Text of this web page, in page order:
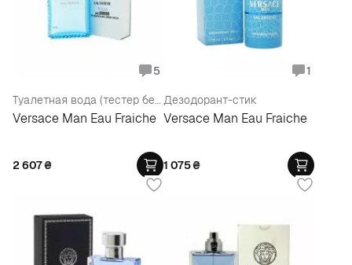
5
Туалетная вода (тестер без крышечки)
Versace Man Eau Fraiche
2 607₴
1
Дезодорант-стик
Versace Man Eau Fraiche
1 075₴